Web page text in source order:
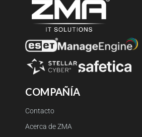
COMPAÑÍA
Contacto
Acerca de ZMA